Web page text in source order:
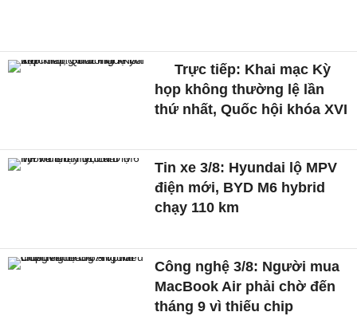
Trực tiếp: Khai mạc Kỳ
họp không thường lệ lần
thứ nhất, Quốc hội khóa XVI
Tin xe 3/8: Hyundai lộ MPV
điện mới, BYD M6 hybrid
chạy 110 km
Công nghệ 3/8: Người mua
MacBook Air phải chờ đến
tháng 9 vì thiếu chip